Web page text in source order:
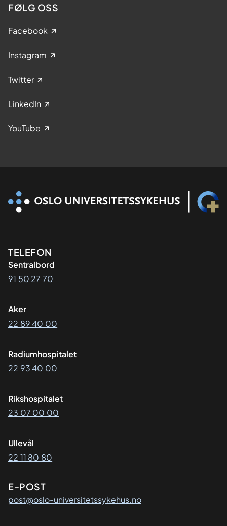
FØLG OSS
Facebook
Instagram
Twitter
LinkedIn
YouTube
Kontaktinformasjon
TELEFON
Sentralbord
91 50 27 70
Aker
22 89 40 00
Radiumhospitalet
22 93 40 00
Rikshospitalet
23 07 00 00
Ullevål
22 11 80 80
E-POST
post@oslo-universitetssykehus.no